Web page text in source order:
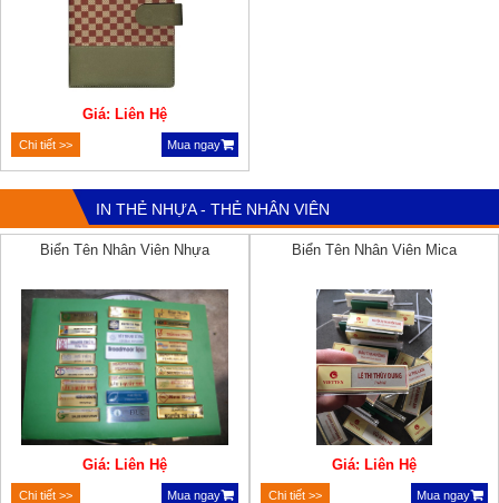
Giá: Liên Hệ
Chi tiết >> Mua ngay
IN THẺ NHỰA - THẺ NHÂN VIÊN
Biển Tên Nhân Viên Nhựa
Giá: Liên Hệ
Chi tiết >> Mua ngay
Biển Tên Nhân Viên Mica
Giá: Liên Hệ
Chi tiết >> Mua ngay